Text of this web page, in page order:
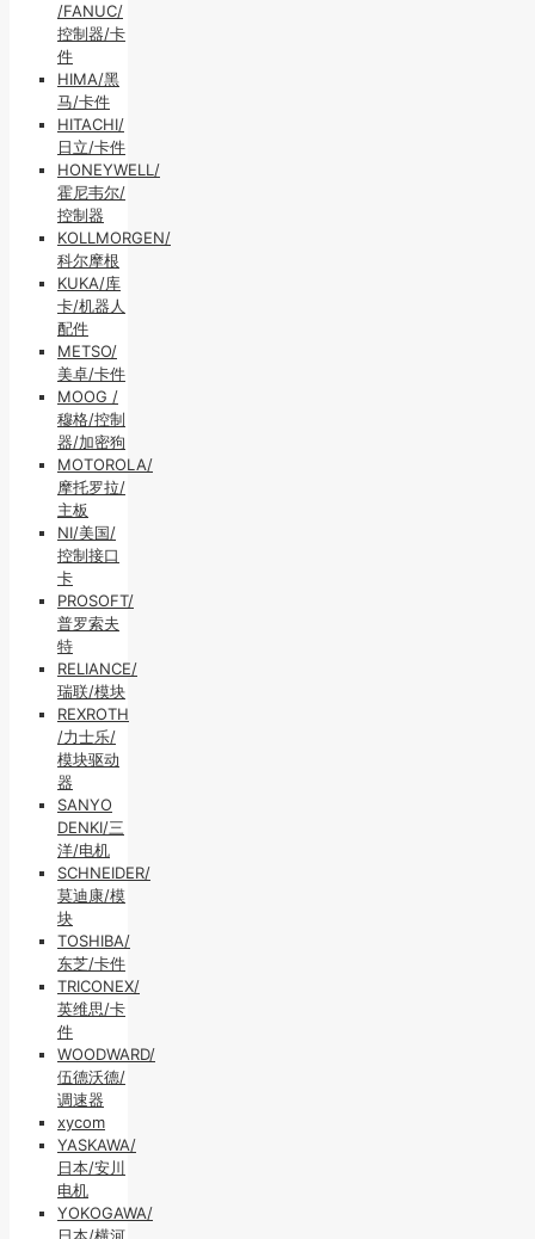
/FANUC/
控制器/卡
件
HIMA/黑
马/卡件
HITACHI/
日立/卡件
HONEYWELL/
霍尼韦尔/
控制器
KOLLMORGEN/
科尔摩根
KUKA/库
卡/机器人
配件
METSO/
美卓/卡件
MOOG /
穆格/控制
器/加密狗
MOTOROLA/
摩托罗拉/
主板
NI/美国/
控制接口
卡
PROSOFT/
普罗索夫
特
RELIANCE/
瑞联/模块
REXROTH
/力士乐/
模块驱动
器
SANYO
DENKI/三
洋/电机
SCHNEIDER/
莫迪康/模
块
TOSHIBA/
东芝/卡件
TRICONEX/
英维思/卡
件
WOODWARD/
伍德沃德/
调速器
xycom
YASKAWA/
日本/安川
电机
YOKOGAWA/